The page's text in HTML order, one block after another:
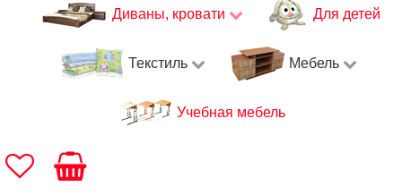
Диваны, кровати Для детей
Текстиль Мебель
Учебная мебель